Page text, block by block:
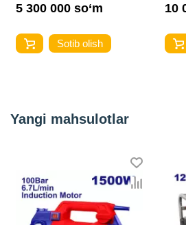
5 300 000 so‘m
Sotib olish
10
Yangi mahsulotlar